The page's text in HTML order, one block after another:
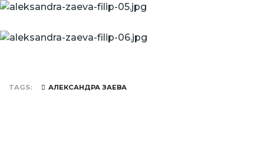
TAGS АЛЕКСАНДРА ЗАЕВА